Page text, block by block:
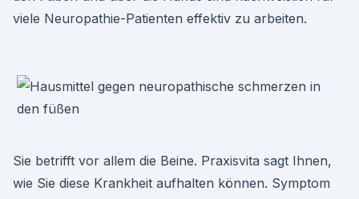
viele Neuropathie-Patienten effektiv zu arbeiten.
Sie betrifft vor allem die Beine. Praxisvita sagt Ihnen,
wie Sie diese Krankheit aufhalten können. Symptom